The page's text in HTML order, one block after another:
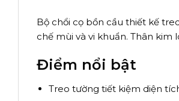
Bộ chổi cọ bồn cầu thiết kế
chế mùi và vi khuẩn. Thân
Điểm nổi bật
Treo tường tiết kiệm diện